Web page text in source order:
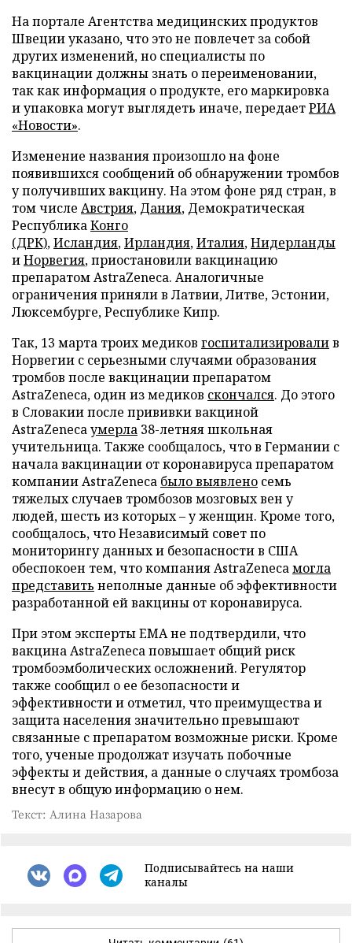
На портале Агентства медицинских продуктов
Швеции указано, что это не повлечет за собой
других изменений, но специалисты по
вакцинации должны знать о переименовании,
так как информация о продукте, его маркировка
и упаковка могут выглядеть иначе, передаетРИА
«Новости».
Изменение названия произошло на фоне
появившихся сообщений об обнаружении тромбов
у получивших вакцину. На этом фоне ряд стран, в
том числе Австрия, Дания, Демократическая
РеспубликаКонго
(ДРК),Исландия,Ирландия,Италия,Нидерланды
иНорвегия, приостановили вакцинацию
препаратом AstraZeneca. Аналогичные
ограничения приняли в Латвии, Литве, Эстонии,
Люксембурге, Республике Кипр.
Так, 13 марта троих медиков госпитализировалив
Норвегии с серьезными случаями образования
тромбов после вакцинации препаратом
AstraZeneca, один из медиков скончался. До этого
в Словакии после прививки вакциной
AstraZenecaумерла 38-летняя школьная
учительница. Также сообщалось, что в Германии с
начала вакцинации от коронавируса препаратом
компании AstraZeneca было выявлено семь
тяжелых случаев тромбозов мозговых вен у
людей, шесть из которых – у женщин. Кроме того,
сообщалось, что Независимый совет по
мониторингу данных и безопасности в США
обеспокоен тем, что компания AstraZenecaмогла
представить неполные данные об эффективности
разработанной ей вакцины от коронавируса.
При этом эксперты EMA не подтвердили, что
вакцина AstraZeneca повышает общий риск
тромбоэмболических осложнений. Регулятор
также сообщил о ее безопасности и
эффективности и отметил, что преимущества и
защита населения значительно превышают
связанные с препаратом возможные риски. Кроме
того, ученые продолжат изучать побочные
эффекты и действия, а данные о случаях тромбоза
внесут в общую информацию о нем.
Текст: Алина Назарова
Подписывайтесь на наши
каналы